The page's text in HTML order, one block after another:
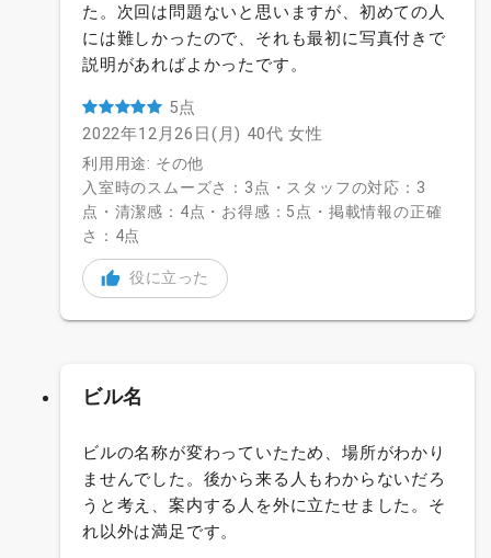
た。次回は問題ないと思いますが、初めての人
には難しかったので、それも最初に写真付きで
説明があればよかったです。
5点
2022年12月26日(月) 40代 女性
利用用途: その他
入室時のスムーズさ：3点・スタッフの対応：3
点・清潔感：4点・お得感：5点・掲載情報の正確
さ：4点
役に立った
ビル名
ビルの名称が変わっていたため、場所がわかり
ませんでした。後から来る人もわからないだろ
うと考え、案内する人を外に立たせました。そ
れ以外は満足です。